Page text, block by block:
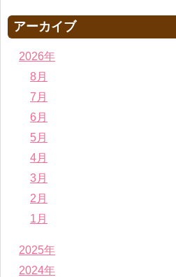
アーカイブ
2026年
8月
7月
6月
5月
4月
3月
2月
1月
2025年
2024年